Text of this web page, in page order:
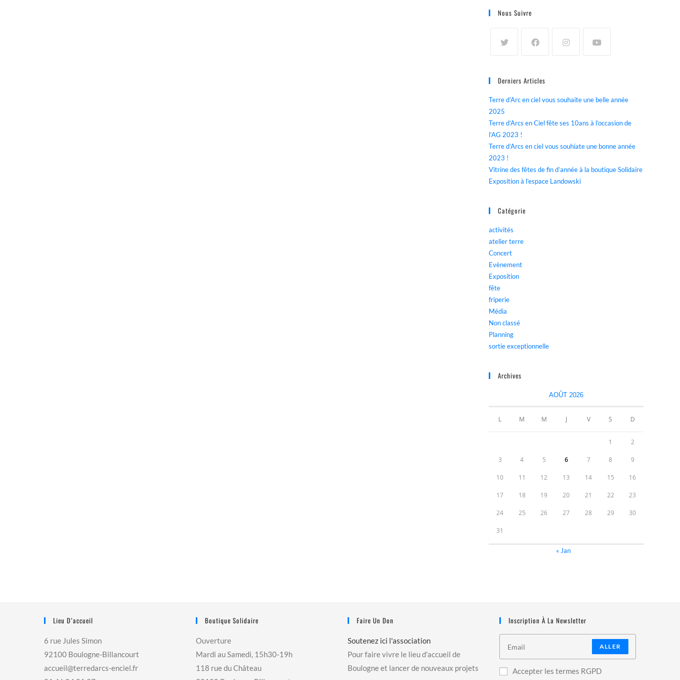
Nous Suivre
Derniers Articles
Terre d’Arc en ciel vous souhaite une belle année
2025
Terre d’Arcs en Ciel fête ses 10ans à l’occasion de
l’AG 2023 !
Terre d’Arcs en ciel vous souhiate une bonne année
2023 !
Vitrine des fêtes de fin d’année à la boutique Solidaire
Exposition à l’espace Landowski
Catégorie
activités
atelier terre
Concert
Evènement
Exposition
fête
friperie
Média
Non classé
Planning
sortie exceptionnelle
Archives
AOÛT 2026
L M M J V S D
1 2
3 4 5 6 7 8 9
10 11 12 13 14 15 16
17 18 19 20 21 22 23
24 25 26 27 28 29 30
31
« Jan
Lieu D’accueil
6 rue Jules Simon
92100 Boulogne-Billancourt
accueil@terredarcs-enciel.fr
Boutique Solidaire
Ouverture
Mardi au Samedi, 15h30-19h
118 rue du Château
Faire Un Don
Soutenez ici l'association
Pour faire vivre le lieu d'accueil de
Boulogne et lancer de nouveaux projets
Inscription À La Newsletter
ALLER
Accepter les termes RGPD